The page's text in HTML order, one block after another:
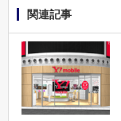
関連記事